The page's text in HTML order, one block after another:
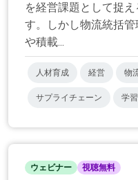
を経営課題として捉
す。しかし物流統括
や積載...
人材育成 経営 物
サプライチェーン 学
ウェビナー 視聴無料